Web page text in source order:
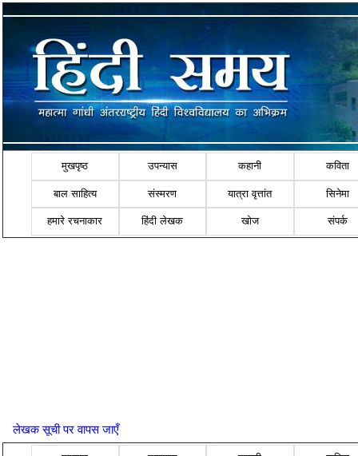
मुखपृष्ठ उपन्यास कहानी कविता
बाल साहित्य संस्मरण यात्रा वृत्तांत सिनेमा
हमारे रचनाकार हिंदी लेखक खोज संपर्क
लेखक सूची पर वापस जाएँ